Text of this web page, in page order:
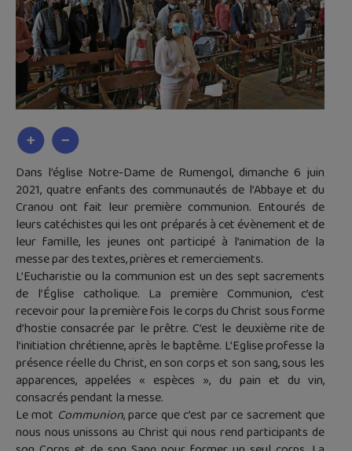
Dans l’église Notre-Dame de Rumengol, dimanche 6 juin
2021, quatre enfants des communautés de l’Abbaye et du
Cranou ont fait leur première communion. Entourés de
leurs catéchistes qui les ont préparés à cet évènement et de
leur famille, les jeunes ont participé à l’animation de la
messe par des textes, prières et remerciements.
L’Eucharistie ou la communion est un des sept sacrements
de l’Église catholique. La première Communion, c’est
recevoir pour la première fois le corps du Christ sous forme
d’hostie consacrée par le prêtre. C’est le deuxième rite de
l’initiation chrétienne, après le baptême. L’Eglise professe la
présence réelle du Christ, en son corps et son sang, sous les
apparences, appelées « espèces », du pain et du vin,
consacrés pendant la messe.
Le mot Communion, parce que c’est par ce sacrement que
nous nous unissons au Christ qui nous rend participants de